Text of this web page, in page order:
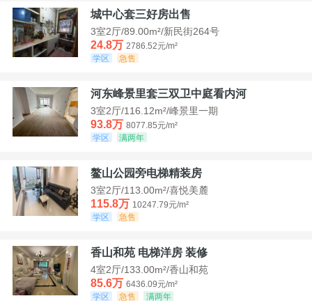
城中心套三好房出售
3室2厅/89.00m²/新民街264号
24.8万 2786.52元/m²
学区
急售
河东峰景里套三双卫中庭看内河
3室2厅/116.12m²/峰景里一期
93.8万 8077.85元/m²
学区
满两年
鳌山公园旁电梯精装房
3室2厅/113.00m²/喜悦美麓
115.8万 10247.79元/m²
学区
急售
香山和苑 电梯洋房 装修
4室2厅/133.00m²/香山和苑
85.6万 6436.09元/m²
学区
急售 满两年